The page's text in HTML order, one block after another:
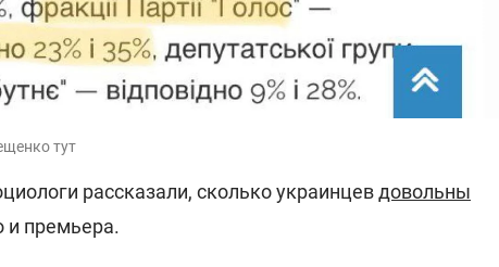
тут
рассказали, сколько украинцевдовольны
и премьера.